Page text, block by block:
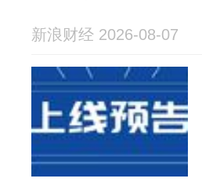
新浪财经 2026-08-07